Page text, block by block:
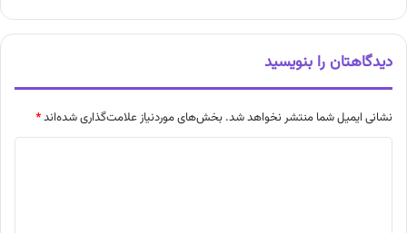
دیدگاهتان را بنویسید
نشانی ایمیل شما منتشر نخواهد شد. بخش‌های موردنیاز علامت‌گذاری شده‌اند*